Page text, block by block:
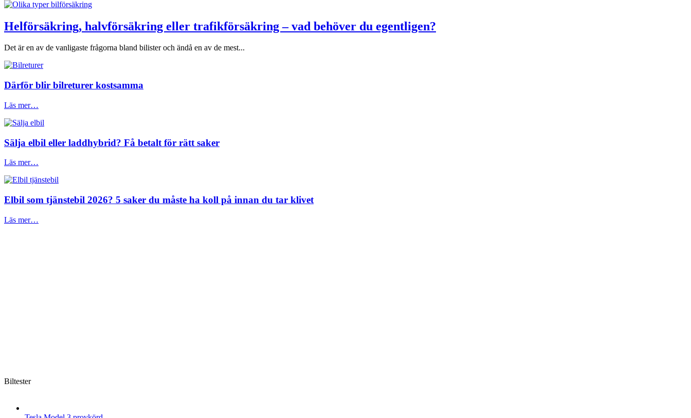
Helförsäkring, halvförsäkring eller trafikförsäkring – vad behöver du egentligen?
Det är en av de vanligaste frågorna bland bilister och ändå en av de mest...
Därför blir bilreturer kostsamma
Läs mer…
Sälja elbil eller laddhybrid? Få betalt för rätt saker
Läs mer…
Elbil som tjänstebil 2026? 5 saker du måste ha koll på innan du tar klivet
Läs mer…
Biltester